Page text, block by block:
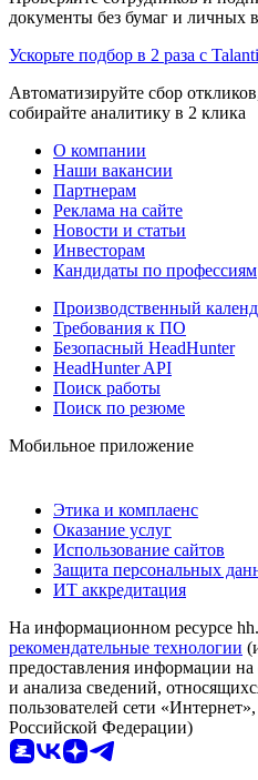
документы без бумаг и личных
Ускорьте подбор в 2 раза с
Автоматизируйте сбор
собирайте аналитику в 2 клика
О компании
Наши вакансии
Партнерам
Реклама на сайте
Новости и статьи
Инвесторам
Кандидаты по профессиям
Производственный
Требования к ПО
Безопасный HeadHunter
HeadHunter API
Поиск работы
Поиск по резюме
Мобильное приложение
Этика и комплаенс
Оказание услуг
Использование сайтов
Защита персональных
ИТ аккредитация
На информационном ресурсе
рекомендательные технологии
предоставления информации на
и анализа сведений,
пользователей сети
Российской Федерации)